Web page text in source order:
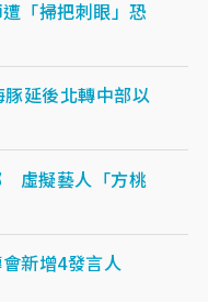
「掃把刺眼」恐
延後北轉中部以
虛擬藝人「方桃
新增4發言人